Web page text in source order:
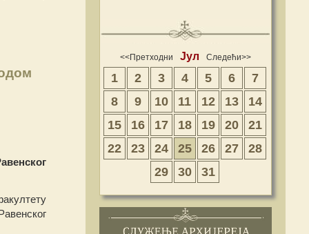
<<Претходни Јул Следећи>>
1 2 3 4 5 6
7
8
9 10 11 12 13
14
15
16 17 18 19 20
21
22
23 24 25 26 27
28
29
30 31